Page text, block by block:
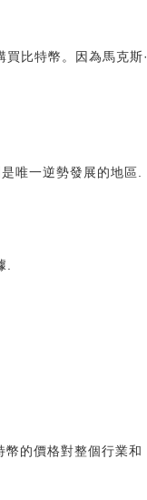
比特幣。因為馬克斯·
唯一逆勢發展的地區.
的價格對整個行業和